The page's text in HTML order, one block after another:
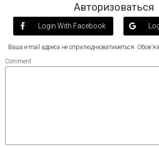
Авторизоваться
Login With Facebook
Ваша e-mail адреса не оприлюднюватиметься.
Comment